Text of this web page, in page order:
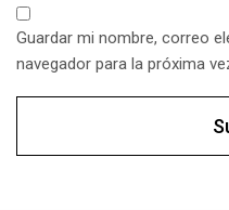
Guardar mi nombre, correo
navegador para la próxima